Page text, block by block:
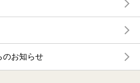
のお知らせ